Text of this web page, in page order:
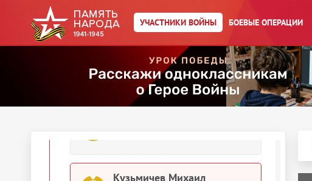
УЧАСТНИКИ ВОЙНЫ БОЕВЫЕ ОПЕРАЦИИ
Выберите документ ниже
Документы о награждении
Кузьмичев Михаил